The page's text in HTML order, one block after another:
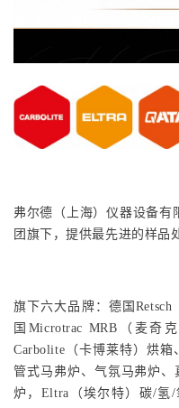
弗尔德（上海）仪器设备有
团旗下，提供最先进的样品
旗下六大品牌：德国
国Microtrac MRB（麦奇
Carbolite（卡博莱特）烘箱
管式马弗炉、气氛马弗炉、
炉，Eltra（埃尔特）碳/氢